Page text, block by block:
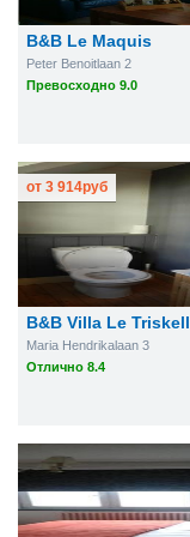
B&B Le Maquis
Peter Benoitlaan 2
Превосходно 9.0
B&B Villa Le Triskell
Maria Hendrikalaan 3
Отлично 8.4
от 3 914руб